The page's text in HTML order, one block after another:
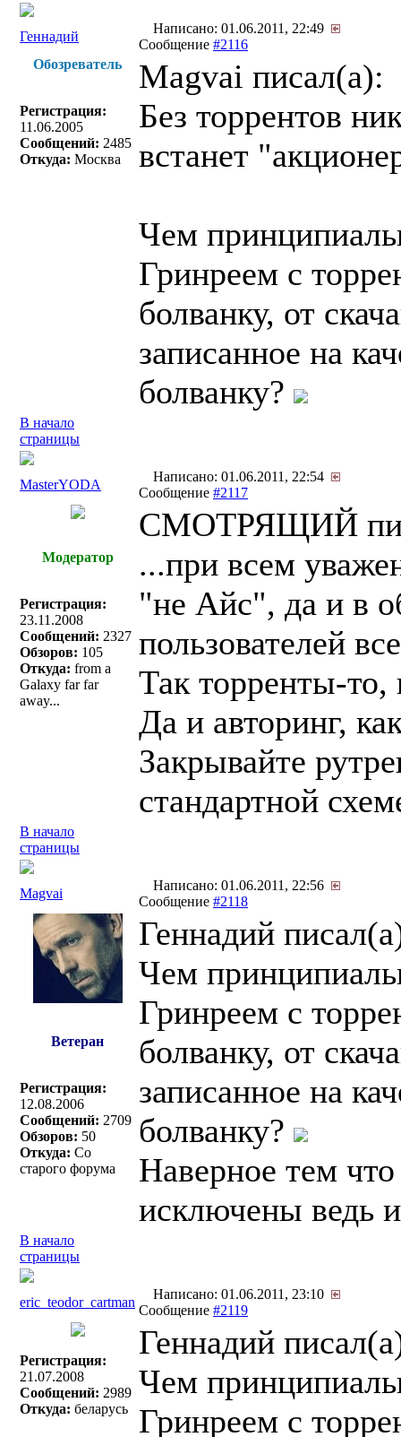
Геннадий
Написано: 01.06.2011, 22:49
Сообщение #2116
Обозреватель
Регистрация:
11.06.2005
Сообщений: 2485
Откуда: Москва
Magvai писал(a):
Без торрентов
встанет
Чем
Гринреем с
болванку, от
записанное на
болванку?
В начало
страницы
MasterYODA
Написано: 01.06.2011, 22:54
Сообщение #2117
Модератор
Регистрация:
23.11.2008
Сообщений: 2327
Обзоров: 105
Откуда: from a
Galaxy far far
away...
СМОТРЯЩИЙ
...при всем
"не Айс", да и в
пользователей
Так торренты-то,
Да и авторинг,
Закрывайте
стандартной
В начало
страницы
Magvai
Написано: 01.06.2011, 22:56
Сообщение #2118
Ветеран
Регистрация:
12.08.2006
Сообщений: 2709
Обзоров: 50
Откуда: Со
старого форума
Геннадий
Чем
Гринреем с
болванку, от
записанное на
болванку?
Наверное тем
исключены ведь
В начало
страницы
eric_teodor_cartman
Написано: 01.06.2011, 23:10
Сообщение #2119
Регистрация:
21.07.2008
Сообщений: 2989
Откуда: беларусь
Геннадий
Чем
Гринреем с